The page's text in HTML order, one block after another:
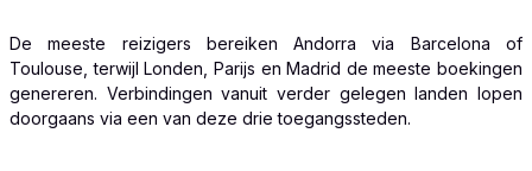
De meeste reizigers bereiken Andorra via Barcelona of
Toulouse, terwijl Londen, Parijs en Madrid de meeste boekingen
genereren. Verbindingen vanuit verder gelegen landen lopen
doorgaans via een van deze drie toegangssteden.